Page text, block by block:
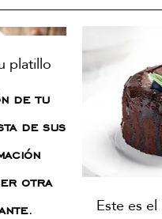
platillo
de tu
de sus
otra
Este es